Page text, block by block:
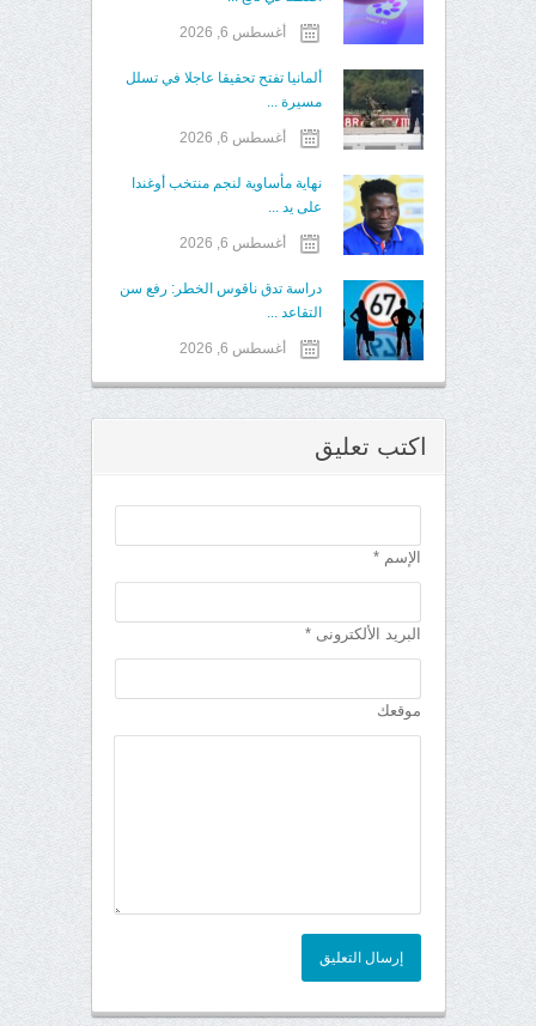
أغسطس 6, 2026
ألمانيا تفتح تحقيقا عاجلا في تسلل
مسيرة ...
أغسطس 6, 2026
نهاية مأساوية لنجم منتخب أوغندا
على يد ...
أغسطس 6, 2026
دراسة تدق ناقوس الخطر: رفع سن
التقاعد ...
أغسطس 6, 2026
اكتب تعليق
الإسم *
البريد الألكترونى *
موقعك
إرسال التعليق